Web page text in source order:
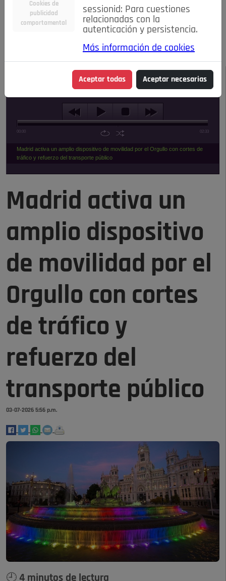
Entretenimiento
Estilo de Vida
Internacional
Madrid Opinión IN
Pozuelo de Alarcón
Salud 🔴 En Directo
NOTICIAS
Escucha el audio de esta noticia:
00:00 02:33
Madrid activa un amplio dispositivo de movilidad por el Orgullo con cortes de
tráfico y refuerzo del transporte público
Madrid activa un
amplio dispositivo
de movilidad por el
Orgullo con cortes
de tráfico y
refuerzo del
transporte público
03-07-2026 5:56 p.m.
🕘 4 minutos de lectura
Cookies de
publicidad
comportamental
sessionid: Para cuestiones
relacionadas con la
autenticación y persistencia.
Más información de cookies
Aceptar todas Aceptar necesarias